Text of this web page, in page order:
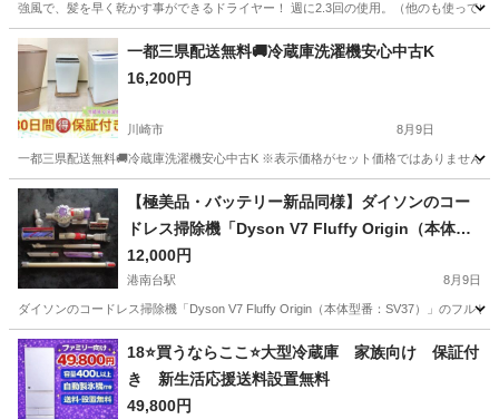
強風で、髪を早く乾かす事ができるドライヤー！ 週に2.3回の使用。（他のも使って
神奈川 横浜市 美容家電
一都三県配送無料🚚冷蔵庫洗濯機安心中古K
16,200円
川崎市 8月9日
一都三県配送無料🚚冷蔵庫洗濯機安心中古K ※表示価格がセット価格ではありません
神奈川 川崎市 キッチン家電 商品
【極美品・バッテリー新品同様】ダイソンのコー
ドレス掃除機「Dyson V7 Fluffy Origin（本体型
番：SV37）」のフルセット
12,000円
港南台駅 8月9日
ダイソンのコードレス掃除機「Dyson V7 Fluffy Origin（本体型番：SV37）」のフル
神奈川 横浜市 港南台駅 生活家電
18⭐️買うならここ⭐️大型冷蔵庫 家族向け 保証付
き 新生活応援送料設置無料
49,800円